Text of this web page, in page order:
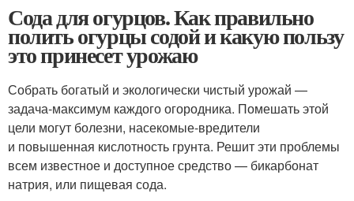
Сода для огурцов. Как правильно
полить огурцы содой и какую пользу
это принесет урожаю
Собрать богатый и экологически чистый урожай —
задача-максимум каждого огородника. Помешать этой
цели могут болезни, насекомые-вредители
и повышенная кислотность грунта. Решит эти проблемы
всем известное и доступное средство — бикарбонат
натрия, или пищевая сода.